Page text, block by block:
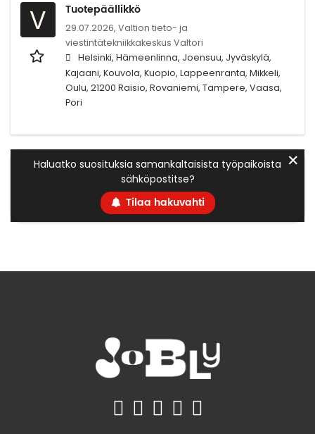
V Tuotepäällikkö
29.07.2026, Valtion tieto- ja
viestintätekniikkakeskus Valtori
Helsinki, Hämeenlinna, Joensuu, Jyväskylä,
Kajaani, Kouvola, Kuopio, Lappeenranta, Mikkeli,
Oulu, 21200 Raisio, Rovaniemi, Tampere, Vaasa,
Pori
Haluatko suosituksia samankaltaisista työpaikoista
sähköpostitse?
Tilaa hakuvahti
✕